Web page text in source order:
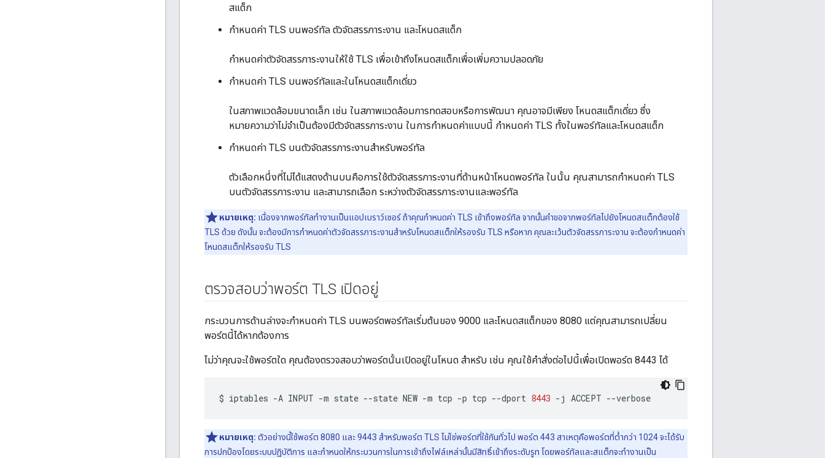
สแต็ก
กำหนดค่า TLS บนพอร์ทัล ตัวจัดสรรภาระงาน และโหนดสแต็ก
กำหนดค่าตัวจัดสรรภาระงานให้ใช้ TLS เพื่อเข้าถึงโหนดสแต็กเพื่อเพิ่มความปลอดภัย
กำหนดค่า TLS บนพอร์ทัลและในโหนดสแต็กเดี่ยว
ในสภาพแวดล้อมขนาดเล็ก เช่น ในสภาพแวดล้อมการทดสอบหรือการพัฒนา คุณอาจมีเพียง โหนดสแต็กเดี่ยว ซึ่ง
หมายความว่าไม่จำเป็นต้องมีตัวจัดสรรภาระงาน ในการกำหนดค่าแบบนี้ กำหนดค่า TLS ทั้งในพอร์ทัลและโหนดสแต็ก
กำหนดค่า TLS บนตัวจัดสรรภาระงานสำหรับพอร์ทัล
ตัวเลือกหนึ่งที่ไม่ได้แสดงด้านบนคือการใช้ตัวจัดสรรภาระงานที่ด้านหน้าโหนดพอร์ทัล ในนั้น คุณสามารถกำหนดค่า TLS
บนตัวจัดสรรภาระงาน และสามารถเลือก ระหว่างตัวจัดสรรภาระงานและพอร์ทัล
หมายเหตุ: เนื่องจากพอร์ทัลทำงานเป็นแอปเบราว์เซอร์ ถ้าคุณกำหนดค่า TLS เข้าถึงพอร์ทัล จากนั้นคำขอจากพอร์ทัลไปยังโหนดสแต็กต้องใช้
TLS ด้วย ดังนั้น จะต้องมีการกำหนดค่าตัวจัดสรรภาระงานสำหรับโหนดสแต็กให้รองรับ TLS หรือหาก คุณละเว้นตัวจัดสรรภาระงาน จะต้องกำหนดค่า
โหนดสแต็กให้รองรับ TLS
ตรวจสอบว่าพอร์ต TLS เปิดอยู่
กระบวนการด้านล่างจะกำหนดค่า TLS บนพอร์ตพอร์ทัลเริ่มต้นของ 9000 และโหนดสแต็กของ 8080 แต่คุณสามารถเปลี่ยน
พอร์ตนี้ได้หากต้องการ
ไม่ว่าคุณจะใช้พอร์ตใด คุณต้องตรวจสอบว่าพอร์ตนั้นเปิดอยู่ในโหนด สำหรับ เช่น คุณใช้คำสั่งต่อไปนี้เพื่อเปิดพอร์ต 8443 ได้
$ iptables -A INPUT -m state --state NEW -m tcp -p tcp --dport 8443 -j ACCEPT --verbose
หมายเหตุ: ตัวอย่างนี้ใช้พอร์ต 8080 และ 9443 สำหรับพอร์ต TLS ไม่ใช่พอร์ตที่ใช้กันทั่วไป พอร์ต 443 สาเหตุคือพอร์ตที่ต่ำกว่า 1024 จะได้รับ
การปกป้องโดยระบบปฏิบัติการ และกําหนดให้กระบวนการในการเข้าถึงไฟล์เหล่านั้นมีสิทธิ์เข้าถึงระดับรูท โดยพอร์ทัลและสแต็กจะทำงานเป็น